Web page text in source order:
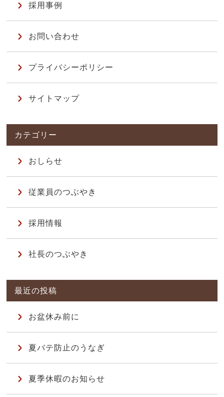
採用事例
お問い合わせ
プライバシーポリシー
サイトマップ
おしらせ
従業員のつぶやき
採用情報
社長のつぶやき
お盆休み前に
夏バテ防止のうなぎ
夏季休暇のお知らせ